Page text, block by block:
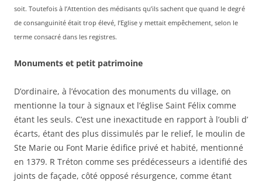
soit. Toutefois à l’Attention des médisants qu’ils sachent que quand le degré
de consanguinité était trop élevé, l’Eglise y mettait empêchement, selon le
terme consacré dans les registres.
Monuments et petit patrimoine
D’ordinaire, à l’évocation des monuments du village, on
mentionne la tour à signaux et l’église Saint Félix comme
étant les seuls. C’est une inexactitude en rapport à l’oubli d’
écarts, étant des plus dissimulés par le relief, le moulin de
Ste Marie ou Font Marie édifice privé et habité, mentionné
en 1379. R Tréton comme ses prédécesseurs a identifié des
joints de façade, côté opposé résurgence, comme étant